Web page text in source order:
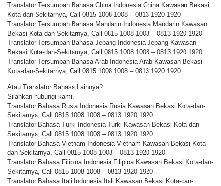
Translator Tersumpah Bahasa China Indonesia China Kawasan Bekasi
Kota-dan-Sekitarnya, Call 0815 1008 1008 – 0813 1920 1920
Translator Tersumpah Bahasa Mandarin Indonesia Mandarin Kawasan
Bekasi Kota-dan-Sekitarnya, Call 0815 1008 1008 – 0813 1920 1920
Translator Tersumpah Bahasa Jepang Indonesia Jepang Kawasan
Bekasi Kota-dan-Sekitarnya, Call 0815 1008 1008 – 0813 1920 1920
Translator Tersumpah Bahasa Arab Indonesia Arab Kawasan Bekasi
Kota-dan-Sekitarnya, Call 0815 1008 1008 – 0813 1920 1920
Atau Translator Bahasa Lainnya?
Silahkan hubungi kami.
Translator Bahasa Rusia Indonesia Rusia Kawasan Bekasi Kota-dan-
Sekitarnya, Call 0815 1008 1008 – 0813 1920 1920
Translator Bahasa Turki Indonesia Turki Kawasan Bekasi Kota-dan-
Sekitarnya, Call 0815 1008 1008 – 0813 1920 1920
Translator Bahasa Vietnam Indonesia Vietnam Kawasan Bekasi Kota-
dan-Sekitarnya, Call 0815 1008 1008 – 0813 1920 1920
Translator Bahasa Filipina Indonesia Filipina Kawasan Bekasi Kota-dan-
Sekitarnya, Call 0815 1008 1008 – 0813 1920 1920
Translator Bahasa Itali Indonesia Itali Kawasan Bekasi Kota-dan-